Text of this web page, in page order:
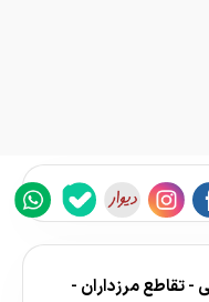
تقاطع مرزداران -